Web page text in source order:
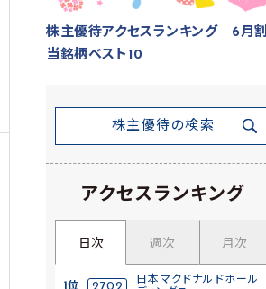
株主優待アクセスランキング 6月割
当銘柄ベスト10
株主優待の検索
アクセスランキング
日次 週次 月次
1位 2702
日本マクドナルドホール